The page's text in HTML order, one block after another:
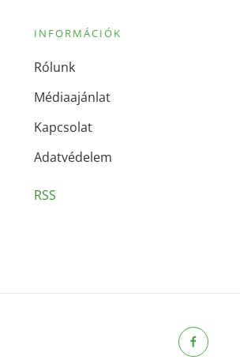
INFORMÁCIÓK
Rólunk
Médiaajánlat
Kapcsolat
Adatvédelem
RSS